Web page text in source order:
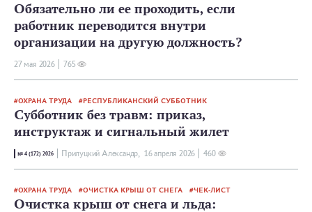
Обязательно ли ее проходить, если
работник переводится внутри
организации на другую должность?
27 мая 2026 765
ОХРАНА ТРУДА РЕСПУБЛИКАНСКИЙ СУББОТНИК
Субботник без травм: приказ,
инструктаж и сигнальный жилет
№ 4 (172) 2026 Прилуцкий Александр, 16 апреля 2026 460
ОХРАНА ТРУДА ОЧИСТКА КРЫШ ОТ СНЕГА ЧЕК-ЛИСТ
Очистка крыш от снега и льда: